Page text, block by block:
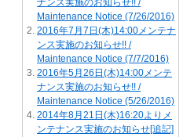
ナンス実施のお知らせ!! /
Maintenance Notice (7/26/2016)
2016年7月7日(木)14:00メンテナ
ンス実施のお知らせ!! /
Maintenance Notice (7/7/2016)
2016年5月26日(木)14:00メンテ
ナンス実施のお知らせ!! /
Maintenance Notice (5/26/2016)
2014年8月21日(木)16:20よりメ
ンテナンス実施のお知らせ[追記]